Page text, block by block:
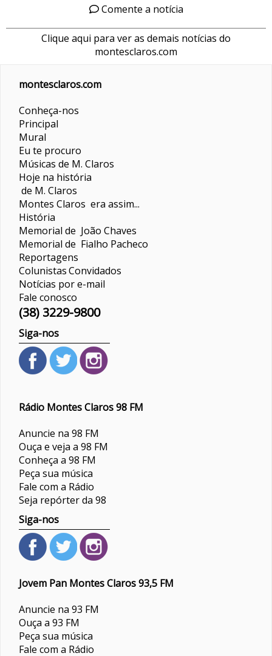
Comente a notícia
Clique aqui para ver as demais notícias do
montesclaros.com
montesclaros.com
Conheça-nos
Principal
Mural
Eu te procuro
Músicas de M. Claros
Hoje na história
de M. Claros
Montes Claros era assim...
História
Memorial de João Chaves
Memorial de Fialho Pacheco
Reportagens
ColunistasConvidados
Notícias por e-mail
Fale conosco
(38) 3229-9800
Siga-nos
Rádio Montes Claros 98 FM
Anuncie na 98 FM
Ouça e veja a 98 FM
Conheça a 98 FM
Peça sua música
Fale com a Rádio
Seja repórter da 98
Siga-nos
Jovem Pan Montes Claros 93,5 FM
Anuncie na 93 FM
Ouça a 93 FM
Peça sua música
Fale com a Rádio